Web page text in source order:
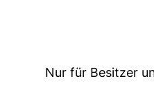
Nur für Besitzer